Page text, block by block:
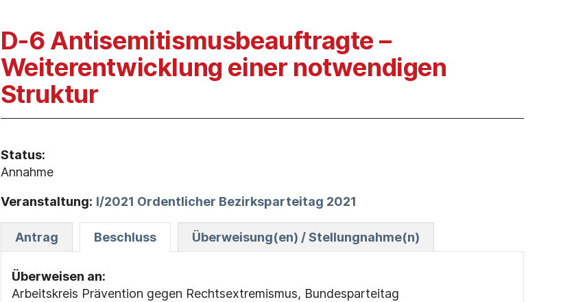
D-6 Antisemitismusbeauftragte –
Weiterentwicklung einer notwendigen
Struktur
Status:
Annahme
Veranstaltung: I/2021 Ordentlicher Bezirksparteitag 2021
Antrag Beschluss Überweisung(en) / Stellungnahme(n)
Überweisen an:
Arbeitskreis Prävention gegen Rechtsextremismus, Bundesparteitag